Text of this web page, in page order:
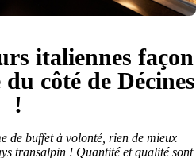
italiennes façon
côté de Décines
!
de buffet à volonté, rien de mieux
transalpin ! Quantité et qualité sont